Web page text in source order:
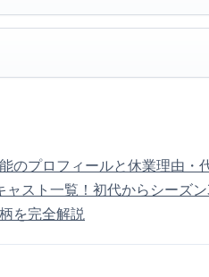
のプロフィールと休業理由・
ャスト一覧！初代からシーズ
を完全解説